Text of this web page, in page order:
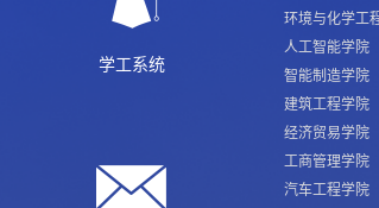
学工系统
环境与化学工
人工智能学院
智能制造学院
建筑工程学院
经济贸易学院
工商管理学院
汽车工程学院